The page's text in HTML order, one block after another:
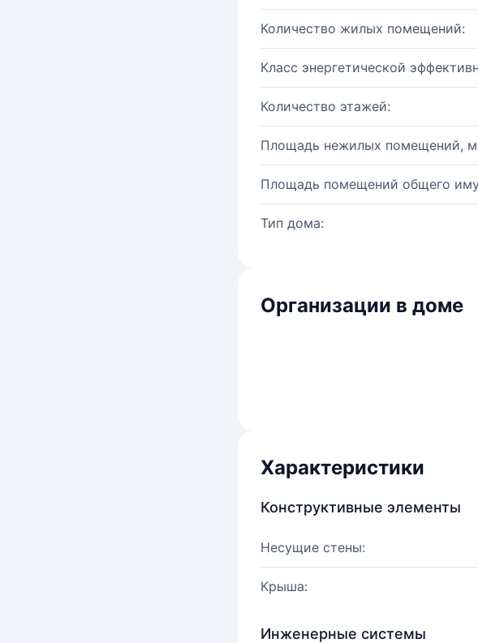
Количество жилых помещений:
Класс энергетической
Количество этажей:
Площадь нежилых помещений,
Площадь помещений общего
Тип дома:
Организации в доме
Характеристики
Конструктивные элементы
Несущие стены:
Крыша:
Инженерные системы